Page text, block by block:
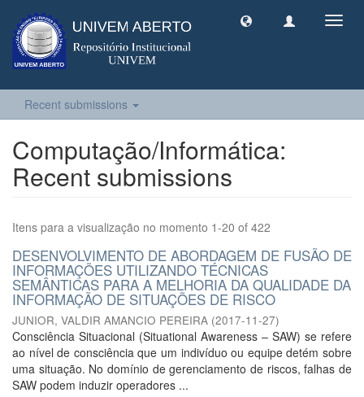
Recent submissions
Computação/Informática:
Recent submissions
Itens para a visualização no momento 1-20 of 422
DESENVOLVIMENTO DE ABORDAGEM DE FUSÃO DE
INFORMAÇÕES UTILIZANDO TÉCNICAS
SEMÂNTICAS PARA A MELHORIA DA QUALIDADE DA
INFORMAÇÃO DE SITUAÇÕES DE RISCO
JUNIOR, VALDIR AMANCIO PEREIRA (2017-11-27)
Consciência Situacional (Situational Awareness – SAW) se refere
ao nível de consciência que um indivíduo ou equipe detém sobre
uma situação. No domínio de gerenciamento de riscos, falhas de
SAW podem induzir operadores ...